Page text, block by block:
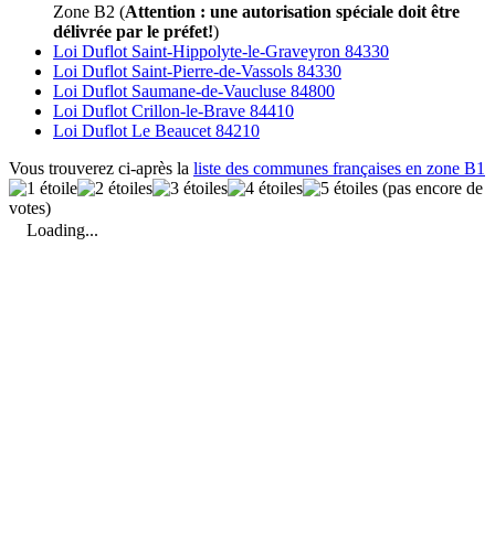
Zone B2 (Attention : une autorisation spéciale doit être
délivrée par le préfet!)
Loi Duflot Saint-Hippolyte-le-Graveyron 84330
Loi Duflot Saint-Pierre-de-Vassols 84330
Loi Duflot Saumane-de-Vaucluse 84800
Loi Duflot Crillon-le-Brave 84410
Loi Duflot Le Beaucet 84210
Vous trouverez ci-après la liste des communes françaises en zone B1
(pas encore de
votes)
Loading...